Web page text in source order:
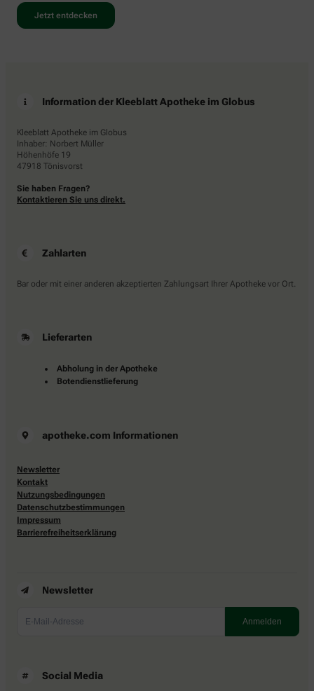
Jetzt entdecken
Information der Kleeblatt Apotheke im Globus
Kleeblatt Apotheke im Globus
Inhaber: Norbert Müller
Höhenhöfe 19
47918 Tönisvorst
Sie haben Fragen?
Kontaktieren Sie uns direkt.
Zahlarten
Bar oder mit einer anderen akzeptierten Zahlungsart Ihrer Apotheke vor Ort.
Lieferarten
Abholung in der Apotheke
Botendienstlieferung
apotheke.com Informationen
Newsletter
Kontakt
Nutzungsbedingungen
Datenschutzbestimmungen
Impressum
Barrierefreiheitserklärung
Newsletter
Social Media